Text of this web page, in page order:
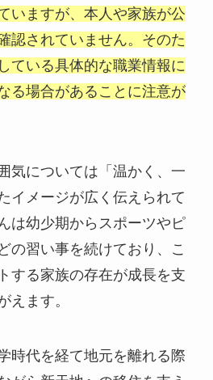
いますが、本人や家族が公
認されていません。そのた
ている具体的な職業情報に
る場合があることに注意が
気については「温かく、一
イメージが広く伝えられて
は幼少期からスポーツやピ
の習い事を続けており、こ
する家族の存在が成長を支
えます。
時代を経て地元を離れる際